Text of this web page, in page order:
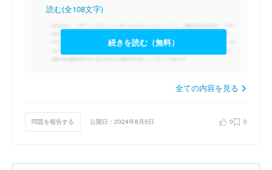
読む(全108文字)
続きを読む（無料）
全ての内容を見る
問題を報告する 公開日：2024年8月5日 0 0